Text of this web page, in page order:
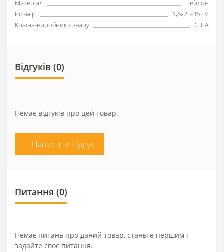
Матеріал
Нейлон
Розмір
1,6x25-36 см
Країна-виробник товару
США
Відгуків (0)
Немає відгуків про цей товар.
+ Написати відгук
Питання (0)
Немає питань про даний товар, станьте першим і
задайте своє питання.